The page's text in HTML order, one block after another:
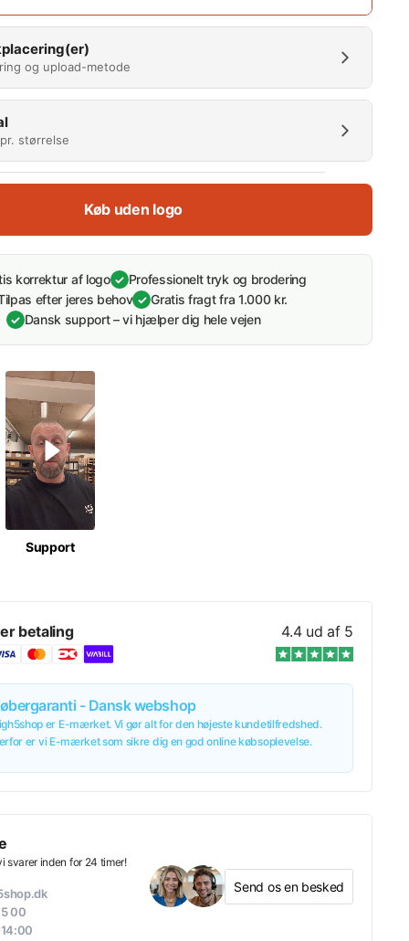
og upload-metode
størrelse
25
0 stk.
265,00 kr/stk.
265,00 krinkl. moms 265,00 kr/stk.
Køb uden logo
korrektur af logo ✓ Professionelt tryk og brodering
efter jeres behov ✓ Gratis fragt fra 1.000 kr.
✓ Dansk support – vi hjælper dig hele vejen
Support
betaling 4.4 ud af 5
- Dansk webshop
er E-mærket. Vi gør alt for den højeste kundetilfredshed.
er vi E-mærket som sikre dig en god online købsoplevelse.
svarer inden for 24 timer!
00
Send os en besked